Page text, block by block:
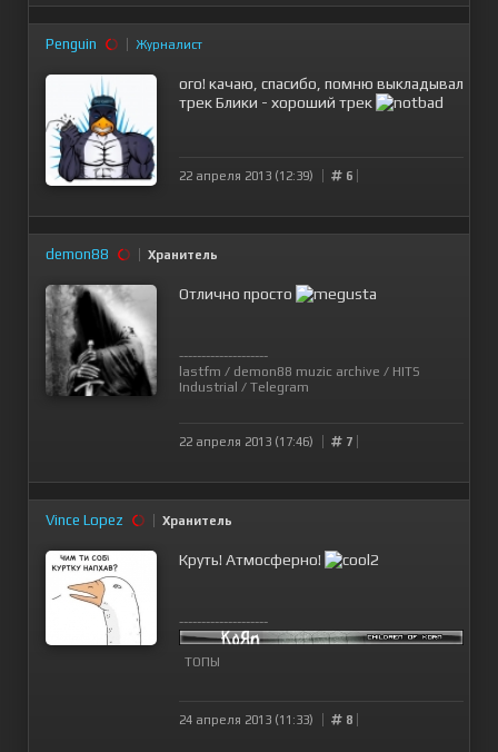
Penguin Журналист
ого! качаю, спасибо, помню выкладывал
трек Блики - хороший трек
22 апреля 2013 (12:39) 6
demon88 Хранитель
Отлично просто
--------------------
lastfm / demon88 muzic archive / HITS
Industrial / Telegram
22 апреля 2013 (17:46) 7
Vince Lopez Хранитель
Круть! Атмосферно!
--------------------
ТОПЫ
24 апреля 2013 (11:33) 8